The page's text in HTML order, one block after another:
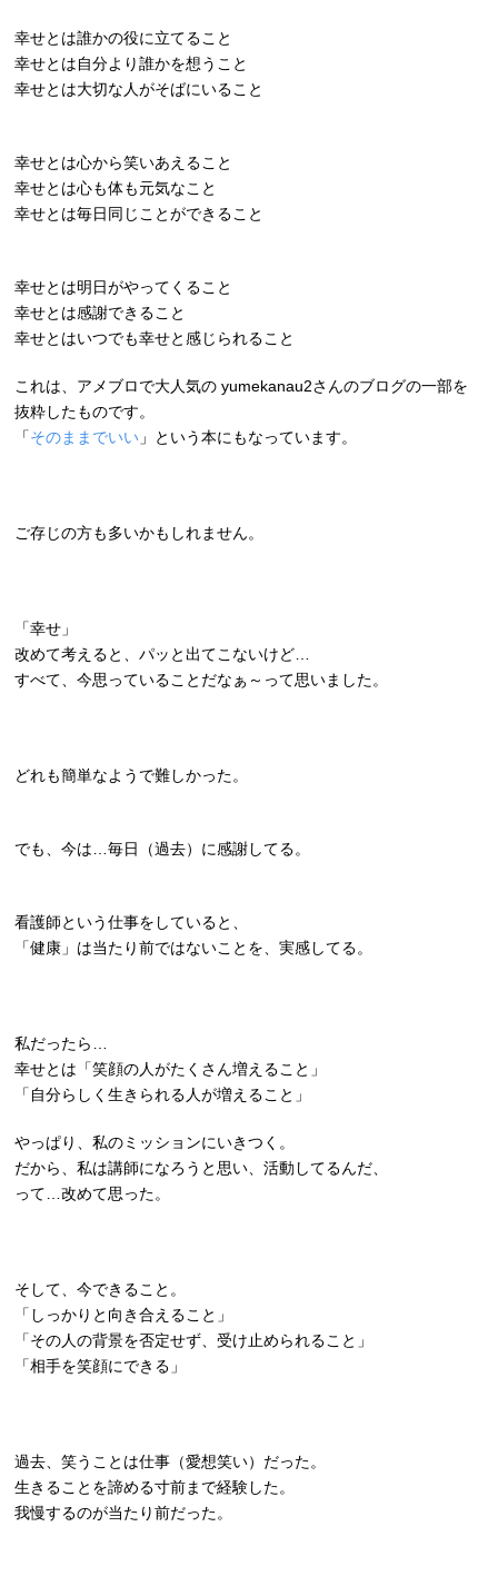
幸せとは誰かの役に立てること
幸せとは自分より誰かを想うこと
幸せとは大切な人がそばにいること
幸せとは心から笑いあえること
幸せとは心も体も元気なこと
幸せとは毎日同じことができること
幸せとは明日がやってくること
幸せとは感謝できること
幸せとはいつでも幸せと感じられること
これは、アメブロで大人気の yumekanau2さんのブログの一部を
抜粋したものです。
「そのままでいい 」という本にもなっています。
ご存じの方も多いかもしれません。
「幸せ」
改めて考えると、パッと出てこないけど…
すべて、今思っていることだなぁ～って思いました。
どれも簡単なようで難しかった。
でも、今は…毎日（過去）に感謝してる。
看護師という仕事をしていると、
「健康」は当たり前ではないことを、実感してる。
私だったら…
幸せとは「笑顔の人がたくさん増えること」
「自分らしく生きられる人が増えること」
やっぱり、私のミッションにいきつく。
だから、私は講師になろうと思い、活動してるんだ、
って…改めて思った。
そして、今できること。
「しっかりと向き合えること」
「その人の背景を否定せず、受け止められること」
「相手を笑顔にできる」
過去、笑うことは仕事（愛想笑い）だった。
生きることを諦める寸前まで経験した。
我慢するのが当たり前だった。